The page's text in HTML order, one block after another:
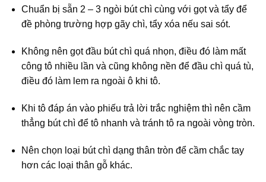
Chuẩn bị sẵn 2 – 3 ngòi bút chì cùng với gọt và tẩy để
đề phòng trường hợp gãy chì, tẩy xóa nếu sai sót.
Không nên gọt đầu bút chì quá nhọn, điều đó làm mất
công tô nhiều lần và cũng không nền để đầu chì quá tù,
điều đó làm lem ra ngoài ô khi tô.
Khi tô đáp án vào phiếu trả lời trắc nghiệm thì nên cầm
thẳng bút chì để tô nhanh và tránh tô ra ngoài vòng tròn.
Nên chọn loại bút chì dạng thân tròn để cầm chắc tay
hơn các loại thân gỗ khác.